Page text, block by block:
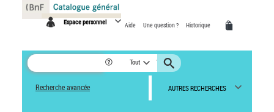
Espace personnel Aide Une question ? Historique
Tout
Recherche avancée AUTRES RECHERCHES
Panneau de gestion des cookies